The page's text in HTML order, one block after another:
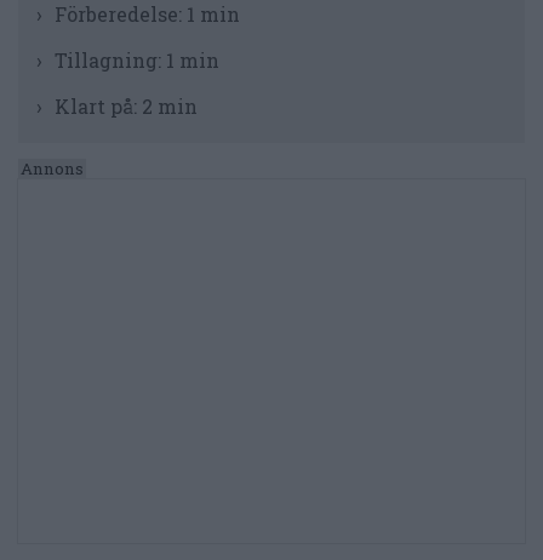
Förberedelse: 1 min
Tillagning: 1 min
Klart på: 2 min